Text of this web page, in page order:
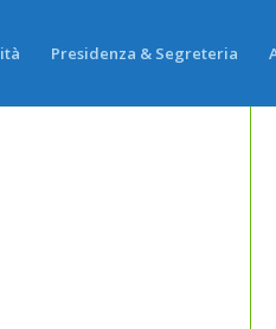
Presidenza & Segreteria